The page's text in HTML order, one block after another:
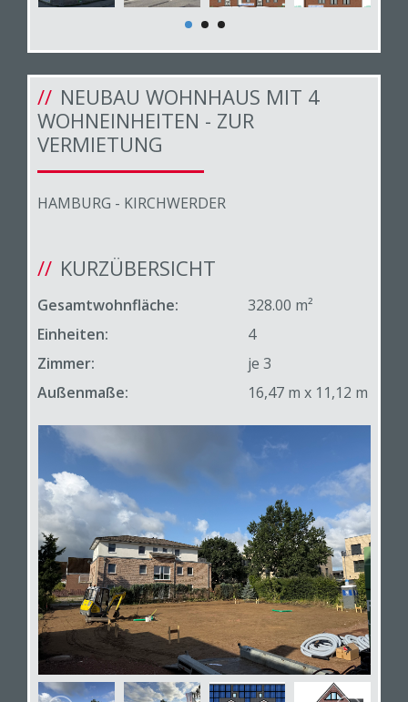
NEUBAU WOHNHAUS MIT 4
WOHNEINHEITEN - ZUR
VERMIETUNG
HAMBURG - KIRCHWERDER
KURZÜBERSICHT
Gesamtwohnfläche:
328.00 m²
Einheiten:
4
Zimmer:
je 3
Außenmaße:
16,47 m x 11,12 m